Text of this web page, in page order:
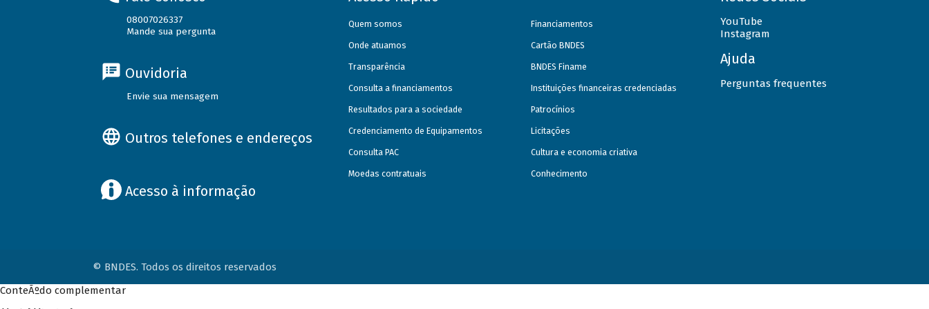
08007026337
Mande sua pergunta
Ouvidoria
Envie sua mensagem
Outros telefones e endereços
Acesso à informação
Quem somos
Onde atuamos
Transparência
Consulta a financiamentos
Resultados para a sociedade
Credenciamento de Equipamentos
Consulta PAC
Moedas contratuais
Financiamentos
Cartão BNDES
BNDES Finame
Instituições financeiras credenciadas
Patrocínios
Licitações
Cultura e economia criativa
Conhecimento
YouTube
Instagram
Ajuda
Perguntas frequentes
© BNDES. Todos os direitos reservados
ConteÃºdo complementar